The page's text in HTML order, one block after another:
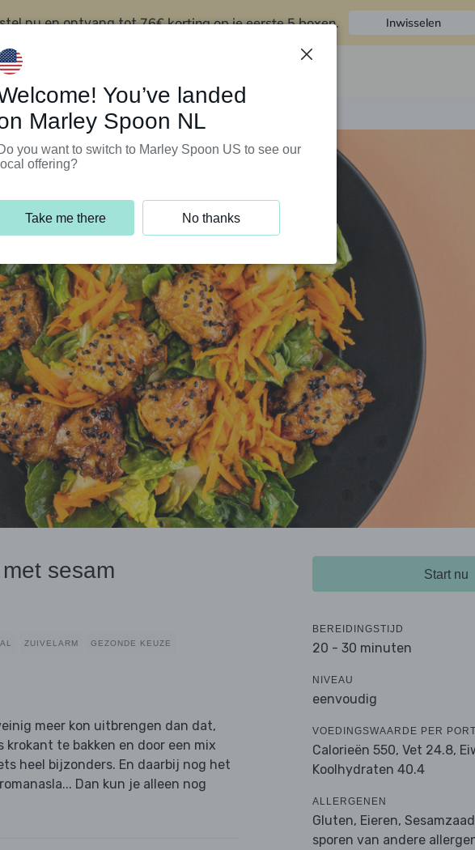
nu en ontvang tot76€ korting op je eerste 5 boxen. Inwisselen
sesam
ZUIVELARM GEZONDE KEUZE
meer kon uitbrengen dan dat,
te bakken en door een mix
heel bijzonders. En daarbij nog het
Dan kun je alleen nog
Start nu
BEREIDINGSTIJD
20 - 30 minuten
NIVEAU
eenvoudig
VOEDINGSWAARDE PER
Calorieën 550, Vet 24.8,
Koolhydraten 40.4
ALLERGENEN
Gluten, Eieren,
sporen van andere
You’ve landed
Marley Spoon NL
you want to switch to Marley Spoon US to see our
local offering?
Take me there No thanks